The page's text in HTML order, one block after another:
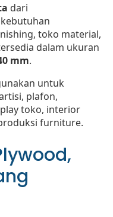
dari
toko material,
dalam ukuran
mm.
untuk
plafon,
toko, interior
furniture.